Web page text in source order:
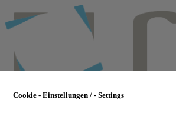
to
main
Cookie - Einstellungen / - Settings